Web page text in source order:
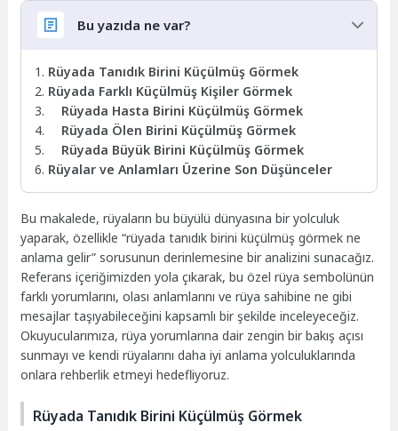
Bu yazıda ne var?
Rüyada Tanıdık Birini Küçülmüş Görmek
Rüyada Farklı Küçülmüş Kişiler Görmek
Rüyada Hasta Birini Küçülmüş Görmek
Rüyada Ölen Birini Küçülmüş Görmek
Rüyada Büyük Birini Küçülmüş Görmek
Rüyalar ve Anlamları Üzerine Son Düşünceler
Bu makalede, rüyaların bu büyülü dünyasına bir yolculuk
yaparak, özellikle “rüyada tanıdık birini küçülmüş görmek ne
anlama gelir” sorusunun derinlemesine bir analizini sunacağız.
Referans içeriğimizden yola çıkarak, bu özel rüya sembolünün
farklı yorumlarını, olası anlamlarını ve rüya sahibine ne gibi
mesajlar taşıyabileceğini kapsamlı bir şekilde inceleyeceğiz.
Okuyucularımıza, rüya yorumlarına dair zengin bir bakış açısı
sunmayı ve kendi rüyalarını daha iyi anlama yolculuklarında
onlara rehberlik etmeyi hedefliyoruz.
Rüyada Tanıdık Birini Küçülmüş Görmek